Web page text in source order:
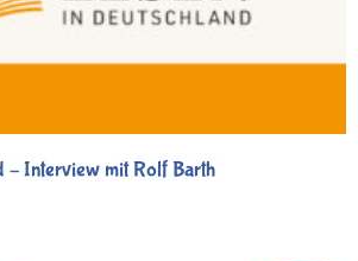
– Interview mit Rolf Barth